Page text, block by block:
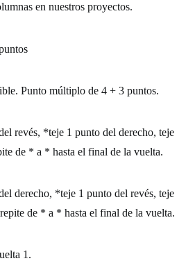
en nuestros proyectos.
Punto múltiplo de 4 + 3 puntos.
revés, *teje 1 punto del derecho, teje
de * a * hasta el final de la vuelta.
derecho, *teje 1 punto del revés, teje
de * a * hasta el final de la vuelta.
1.